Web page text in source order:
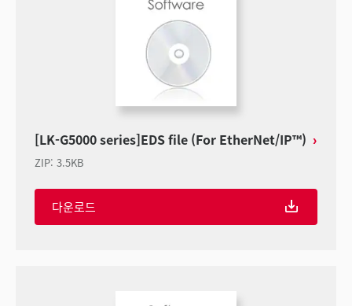
[LK-G5000 series]EDS file (For EtherNet/IP™)
ZIP: 3.5KB
다운로드